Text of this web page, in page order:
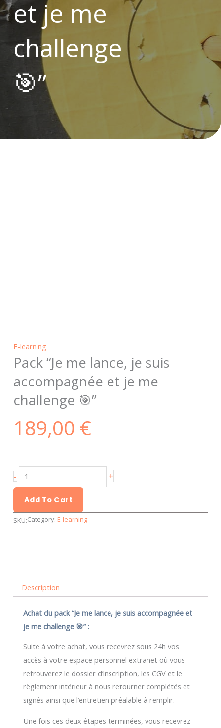
et je me
challenge
🎯”
E-learning
Pack “Je me lance, je suis
accompagnée et je me
challenge 🎯”
189,00 €
-
"Je
me
lance,
je
me
🎯"
quantity
+
Add To Cart
SKU:Category: E-learning
Description
Achat du pack “Je me lance, je suis accompagnée et
je me challenge🎯” :
Suite à votre achat, vous recevrez sous 24h vos
accès à votre espace personnel extranet où vous
retrouverez le dossier d’inscription, les CGV et le
règlement intérieur à nous retourner complétés et
signés ainsi que l’entretien préalable à remplir.
Une fois ces deux étapes terminées, vous recevrez